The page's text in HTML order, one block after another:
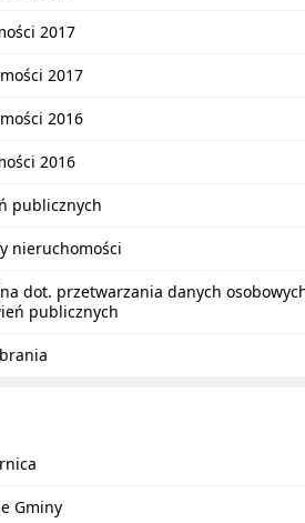
2017
2017
2016
2016
publicznych
nieruchomości
dot. przetwarzania danych
publicznych
Gminy